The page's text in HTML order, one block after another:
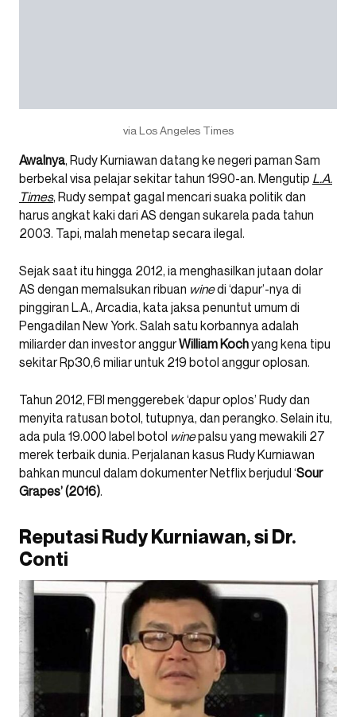
via Los Angeles Times
Awalnya, Rudy Kurniawan datang ke negeri paman Sam
berbekal visa pelajar sekitar tahun 1990-an. Mengutip L.A.
Times, Rudy sempat gagal mencari suaka politik dan
harus angkat kaki dari AS dengan sukarela pada tahun
2003. Tapi, malah menetap secara ilegal.
Sejak saat itu hingga 2012, ia menghasilkan jutaan dolar
AS dengan memalsukan ribuan winedi ‘dapur’-nya di
pinggiran L.A., Arcadia, kata jaksa penuntut umum di
Pengadilan New York. Salah satu korbannya adalah
miliarder dan investor anggurWilliam Kochyang kena tipu
sekitar Rp30,6 miliar untuk 219 botol anggur oplosan.
Tahun 2012, FBI menggerebek ‘dapur oplos’ Rudy dan
menyita ratusan botol, tutupnya, dan perangko. Selain itu,
ada pula 19.000 label botol winepalsu yang mewakili 27
merek terbaik dunia. Perjalanan kasus Rudy Kurniawan
bahkan muncul dalam dokumenter Netflix berjudul ‘Sour
Grapes’ (2016).
Reputasi Rudy Kurniawan, si Dr.
Conti